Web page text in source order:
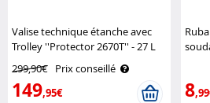
Valise technique étanche avec
Trolley ''Protector 2670T'' - 27 L
299,90€ Prix conseillé
149,95€ 8